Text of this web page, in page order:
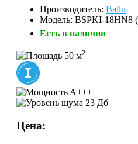
Производитель: Ballu
Модель: BSPKI-18HN8
Есть в наличии
50 м2
A+++
23 Дб
Цена: